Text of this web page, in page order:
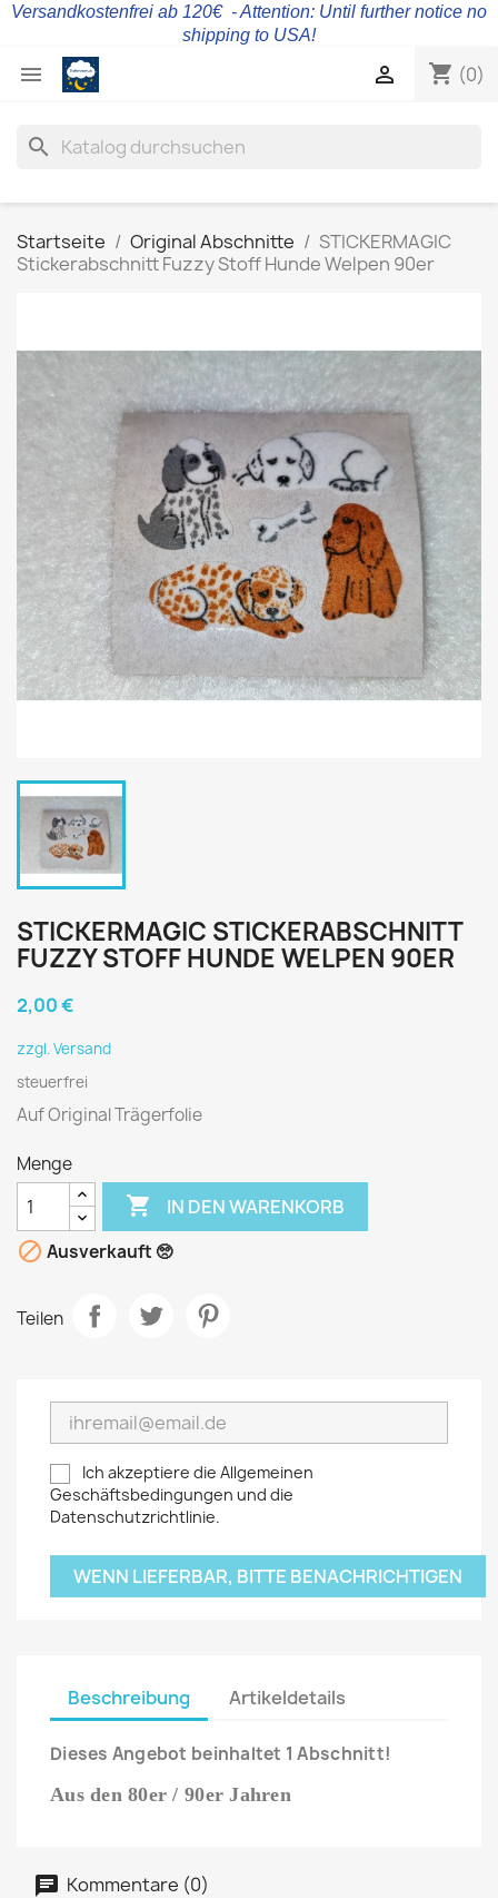
Versandkostenfrei ab 120€ - Attention: Until further notice no
shipping to USA!
 shopping_cart (0)

search
Startseite Original Abschnitte
STICKERMAGIC
Stickerabschnitt Fuzzy Stoff Hunde Welpen 90er
STICKERMAGIC STICKERABSCHNITT
FUZZY STOFF HUNDE WELPEN 90ER
2,00 €
zzgl. Versand
steuerfrei
Auf Original Trägerfolie
Menge
 IN DEN WARENKORB
 Ausverkauft 🥺
Teilen
Ich akzeptiere die Allgemeinen
Geschäftsbedingungen und die
Datenschutzrichtlinie.
WENN LIEFERBAR, BITTE BENACHRICHTIGEN
Beschreibung Artikeldetails
Dieses Angebot beinhaltet 1 Abschnitt!
Aus den 80er / 90er Jahren
Kommentare (0)